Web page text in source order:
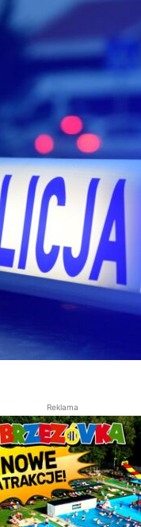
Reklama